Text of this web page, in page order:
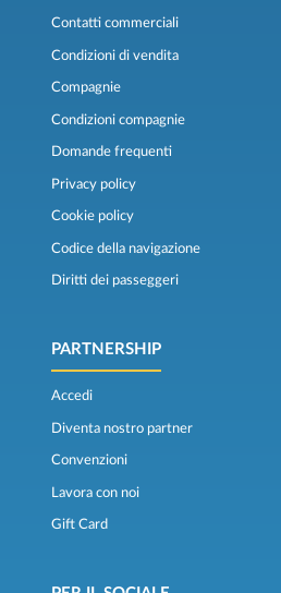
Contatti commerciali
Condizioni di vendita
Compagnie
Condizioni compagnie
Domande frequenti
Privacy policy
Cookie policy
Codice della navigazione
Diritti dei passeggeri
PARTNERSHIP
Accedi
Diventa nostro partner
Convenzioni
Lavora con noi
Gift Card